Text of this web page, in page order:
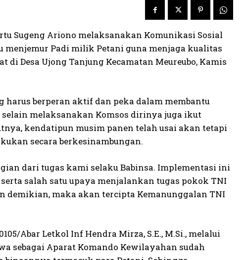
Sugeng Ariono melaksanakan Komunikasi Sosial
Padi milik Petani guna menjaga kualitas
Desa Ujong Tanjung Kecamatan Meureubo, Kamis
harus berperan aktif dan peka dalam membantu
melaksanakan Komsos dirinya juga ikut
kendatipun musim panen telah usai akan tetapi
secara berkesinambungan.
dari tugas kami selaku Babinsa. Implementasi ini
salah satu upaya menjalankan tugas pokok TNI
demikian, maka akan tercipta Kemanunggalan TNI
Abar Letkol Inf Hendra Mirza, S.E., M.Si., melalui
sebagai Aparat Komando Kewilayahan sudah